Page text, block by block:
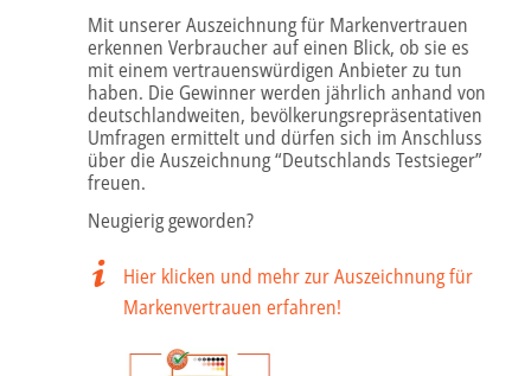
Mit unserer Auszeichnung für Markenvertrauen
erkennen Verbraucher auf einen Blick, ob sie es
mit einem vertrauenswürdigen Anbieter zu tun
haben. Die Gewinner werden jährlich anhand von
deutschlandweiten, bevölkerungsrepräsentativen
Umfragen ermittelt und dürfen sich im Anschluss
über die Auszeichnung “Deutschlands Testsieger”
freuen.
Neugierig geworden?
Hier klicken und mehr zur Auszeichnung für
Markenvertrauen erfahren!